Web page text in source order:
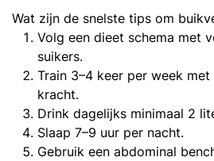
Wat zijn de snelste tips om
Volg een dieet schema met
suikers.
Train 3–4 keer per week met
kracht.
Drink dagelijks minimaal 2
Slaap 7–9 uur per nacht.
Gebruik een abdominal